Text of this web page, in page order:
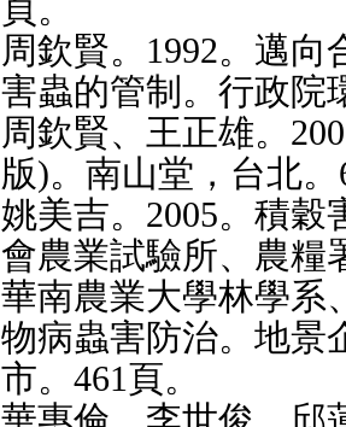
頁。
周欽賢。1992。邁
害蟲的管制。行政院
周欽賢、王正雄。
版)。南山堂，台北。
姚美吉。2005。積
會農業試驗所、農糧
華南農業大學林學系
物病蟲害防治。地景
市。461頁。